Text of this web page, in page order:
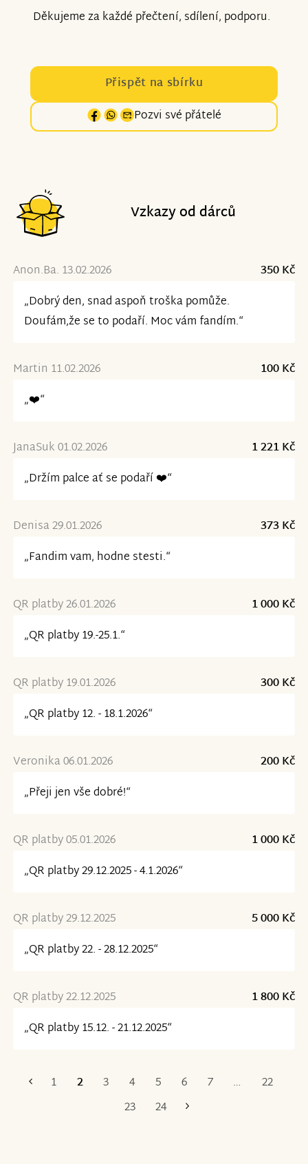
Děkujeme za každé přečtení, sdílení, podporu.
Přispět na sbírku
Pozvi své přátelé
Vzkazy od dárců
Anon.Ba. 13.02.2026
350 Kč
„Dobrý den, snad aspoň troška pomůže.
Doufám,že se to podaří. Moc vám fandím.“
Martin 11.02.2026
100 Kč
„❤️“
JanaSuk 01.02.2026
1 221 Kč
„Držím palce ať se podaří ❤️“
Denisa 29.01.2026
373 Kč
„Fandim vam, hodne stesti.“
QR platby 26.01.2026
1 000 Kč
„QR platby 19.-25.1.“
QR platby 19.01.2026
300 Kč
„QR platby 12. - 18.1.2026“
Veronika 06.01.2026
200 Kč
„Přeji jen vše dobré!“
QR platby 05.01.2026
1 000 Kč
„QR platby 29.12.2025 - 4.1.2026“
QR platby 29.12.2025
5 000 Kč
„QR platby 22. - 28.12.2025“
QR platby 22.12.2025
1 800 Kč
„QR platby 15.12. - 21.12.2025“
První
1 2 3 4 5 6 7 …
22
23
24Poslední